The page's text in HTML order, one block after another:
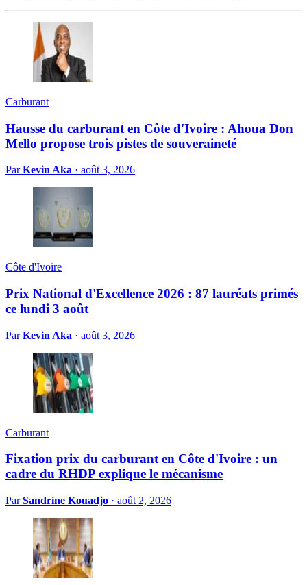
Carburant
Hausse du carburant en Côte d'Ivoire : Ahoua Don
Mello propose trois pistes de souveraineté
ParKevin Aka · août 3, 2026
Côte d'Ivoire
Prix National d'Excellence 2026 : 87 lauréats primés
ce lundi 3 août
ParKevin Aka · août 3, 2026
Carburant
Fixation prix du carburant en Côte d'Ivoire : un
cadre du RHDP explique le mécanisme
ParSandrine Kouadjo · août 2, 2026